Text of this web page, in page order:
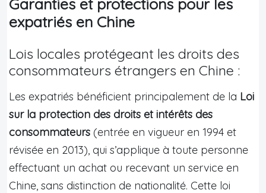
Garanties et protections pour les
expatriés en Chine
Lois locales protégeant les droits des
consommateurs étrangers en Chine :
Les expatriés bénéficient principalement de la Loi
sur la protection des droits et intérêts des
consommateurs (entrée en vigueur en 1994 et
révisée en 2013), qui s’applique à toute personne
effectuant un achat ou recevant un service en
Chine, sans distinction de nationalité. Cette loi